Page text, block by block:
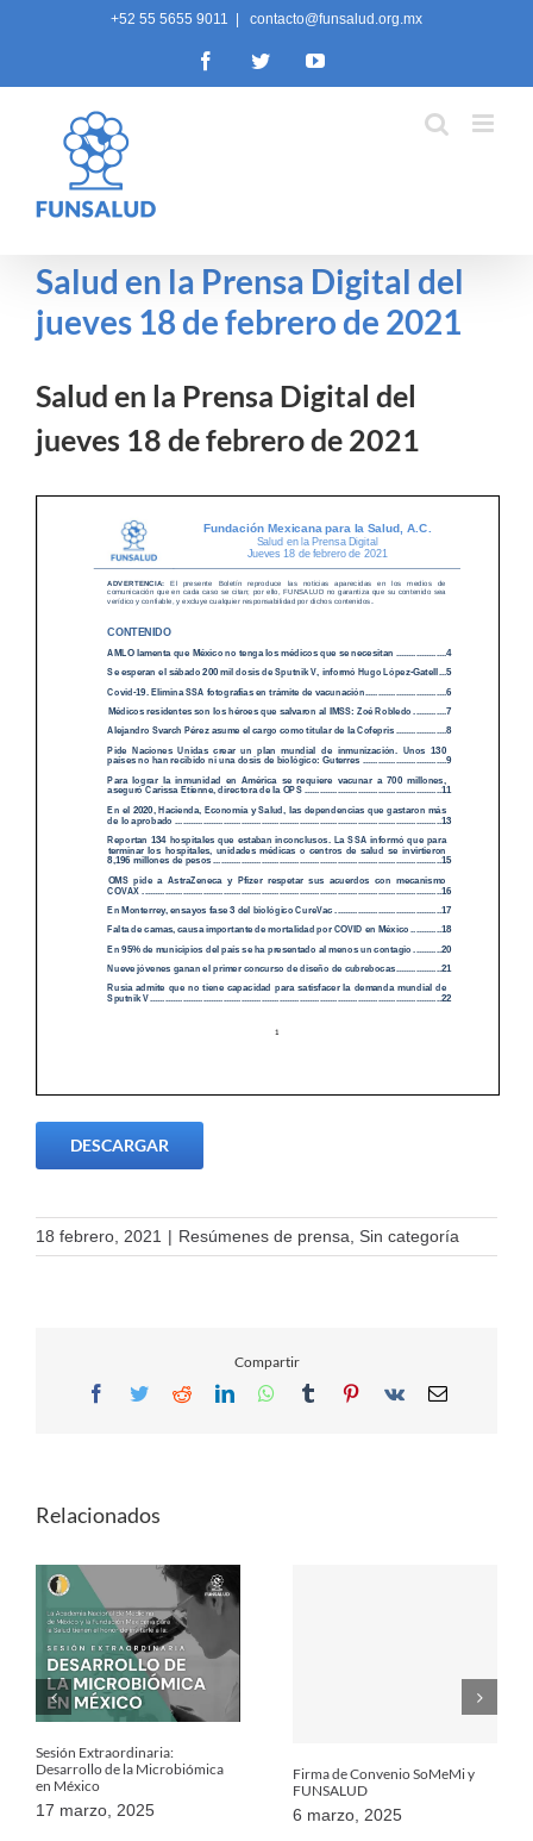
+52 55 5655 9011 contacto@funsalud.org.mx
FacebookTwitterYouTube
Salud en la Prensa Digital del
jueves 18 de febrero de 2021
Salud en la Prensa Digital del
jueves 18 de febrero de 2021
DESCARGAR
18 febrero, 2021 | Resúmenes de prensa, Sin categoría
Compartir
Facebook
TwitterRedditLinkedInWhatsApp
TumblrPinterest
Vk Email
Relacionados
Sesión Extraordinaria:
Desarrollo de la Microbiómica
en México
17 marzo, 2025
Firma de Convenio SoMeMi y
FUNSALUD
6 marzo, 2025